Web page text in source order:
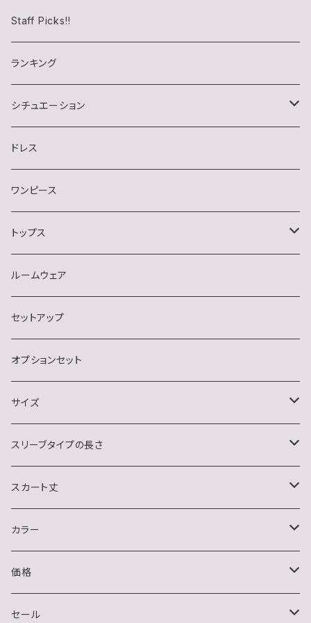
チロル(chiroru)さん
らいむたそさん
Staff Picks!!
ランキング
シチュエーション
キャバクラ
クラブ・ラウンジ
スナック
デート・同伴・アフター
ナイトクラブ
結婚式・二次会・フォーマル
イベント(クリスマス・ハロウィン)
おうちデート
ドレス
ワンピース
トップス
半袖
長袖
ノースリーブ
ルームウェア
セットアップ
オプションセット
サイズ
S
M
L
XL
2XL
スリーブタイプの長さ
ノースリーブ
半袖
長袖
ハーフスリーブ
スカート丈
ミニ
ミディアム
ロング
カラー
ブラック系
ホワイト系
価格
〜1500円
セール